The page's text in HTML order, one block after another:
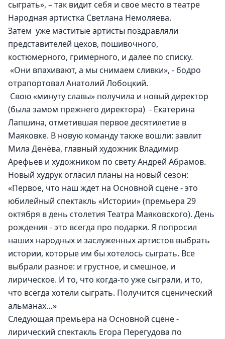
сыграть», – так видит себя и свое место в театре
Народная артистка Светлана Немоляева.
Затем  уже маститые артисты поздравляли
представителей цехов, пошивочного,
костюмерного, гримерного, и далее по списку.
«Они впахивают, а мы снимаем сливки», - бодро
отрапортовал Анатолий Лобоцкий.
Свою «минуту славы» получила и новый директор
(была замом прежнего директора)  - Екатерина
Лапшина, отметившая первое десятилетие в
Маяковке. В новую команду также вошли: завлит
Мила Денёва, главный художник Владимир
Арефьев и художником по свету Андрей Абрамов.
Новый худрук огласил планы на новый сезон:
«Первое, что наш ждет на Основной сцене - это
юбилейный спектакль «Истории» (премьера 29
октября в день столетия Театра Маяковского). День
рождения - это всегда про подарки. Я попросил
наших народных и заслуженных артистов выбрать
истории, которые им бы хотелось сыграть. Все
выбрали разное: и грустное, и смешное, и
лирическое. И то, что когда-то уже сыграли, и то,
что всегда хотели сыграть. Получится сценический
альманах…»
Следующая премьера на Основной сцене -
лирический спектакль Егора Перегудова по